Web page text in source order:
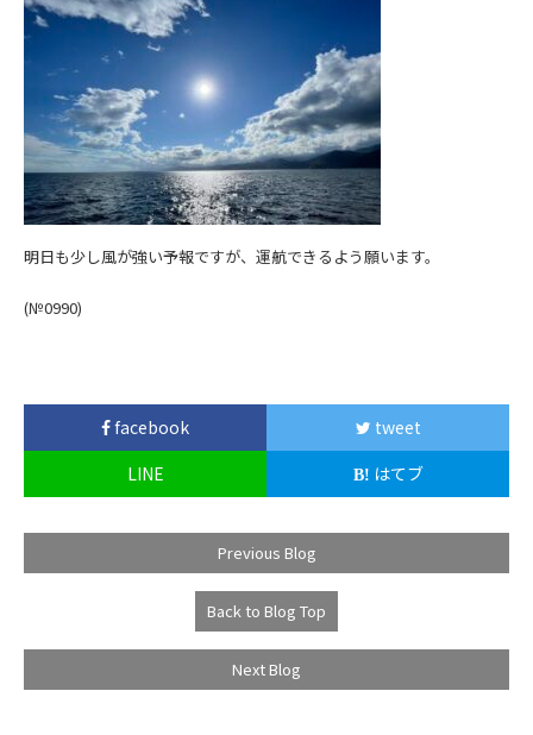
明日も少し風が強い予報ですが、運航できるよう願います。
(№0990)
facebook
tweet
LINE
はてブ
Previous Blog
Back to Blog Top
Next Blog